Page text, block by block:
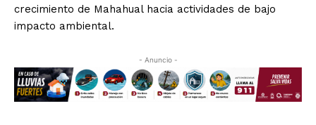
crecimiento de Mahahual hacia actividades de bajo
impacto ambiental.
- Anuncio -